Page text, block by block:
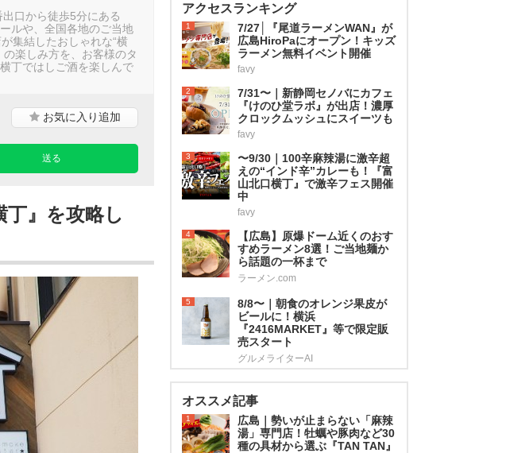
口から徒歩5分にある
ルや、全国各地のご当地
集結したおしゃれな“横
楽しみ方を、お客様のタ
丁ではしご酒を楽しんで
お気に入り追加
送る
』を攻略し
アクセスランキング
1
7/27│『尾道ラーメンWAN』が
広島HiroPaにオープン！キッズ
ラーメン無料イベント開催
favy
2
7/31〜｜新静岡セノバにカフェ
『けのひ堂ラボ』が出店！濃厚
クロックムッシュにスイーツも
favy
3
〜9/30｜100辛麻辣湯に激辛超
えの“インド辛”カレーも！『富
山北口横丁』で激辛フェス開催
中
favy
4
【広島】原爆ドーム近くのおす
すめラーメン8選！ご当地麺か
ら話題の一杯まで
ラーメン.com
5
8/8〜｜朝食のオレンジ果皮が
ビールに！横浜
『2416MARKET』等で限定販
売スタート
グルメライターAI
オススメ記事
1
広島｜勢いが止まらない「麻辣
湯」専門店！牡蠣や豚肉など30
種の具材から選ぶ『TAN TAN』